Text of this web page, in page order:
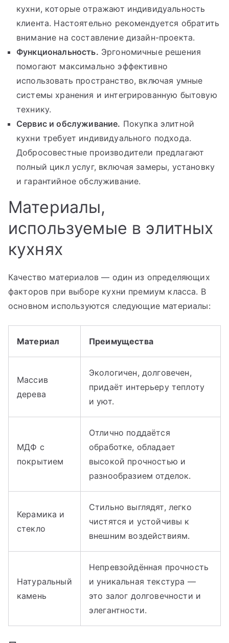
кухни, которые отражают индивидуальность
клиента. Настоятельно рекомендуется обратить
внимание на составление дизайн-проекта.
Функциональность. Эргономичные решения
помогают максимально эффективно
использовать пространство, включая умные
системы хранения и интегрированную бытовую
технику.
Сервис и обслуживание. Покупка элитной
кухни требует индивидуального подхода.
Добросовестные производители предлагают
полный цикл услуг, включая замеры, установку
и гарантийное обслуживание.
Материалы,
используемые в элитных
кухнях
Качество материалов — один из определяющих
факторов при выборе кухни премиум класса. В
основном используются следующие материалы:
Материал Преимущества
Массив
дерева
Экологичен, долговечен,
придаёт интерьеру теплоту
и уют.
МДФ с
покрытием
Отлично поддаётся
обработке, обладает
высокой прочностью и
разнообразием отделок.
Керамика и
стекло
Стильно выглядят, легко
чистятся и устойчивы к
внешним воздействиям.
Натуральный
камень
Непревзойдённая прочность
и уникальная текстура —
это залог долговечности и
элегантности.